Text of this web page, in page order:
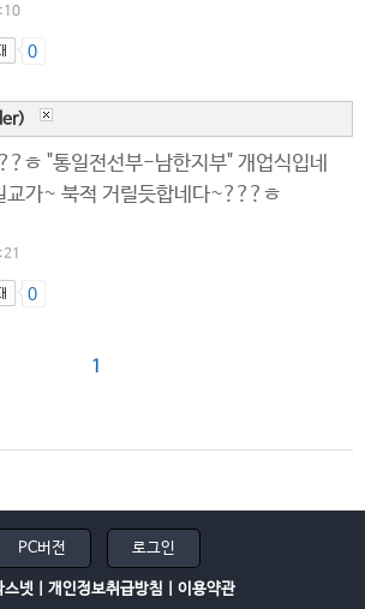
0
ㅎ "통일전선부-남한지부" 개업식입네
가~ 북적 거릴듯합네다~???ㅎ
0
1
PC버전 로그인
넷 | 개인정보취급방침 이용약관